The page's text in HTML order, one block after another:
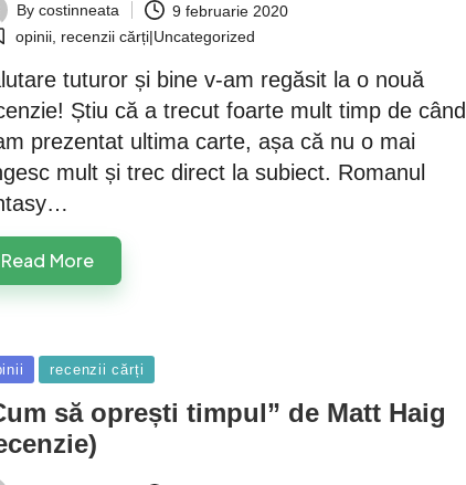
By costinneata
9 februarie 2020
opinii recenzii cărți|Uncategorized
tuturor și bine v-am regăsit la o nouă
Știu că a trecut foarte mult timp de când
prezentat ultima carte, așa că nu o mai
mult și trec direct la subiect. Romanul
Read More
recenzii cărți
să oprești timpul” de Matt Haig